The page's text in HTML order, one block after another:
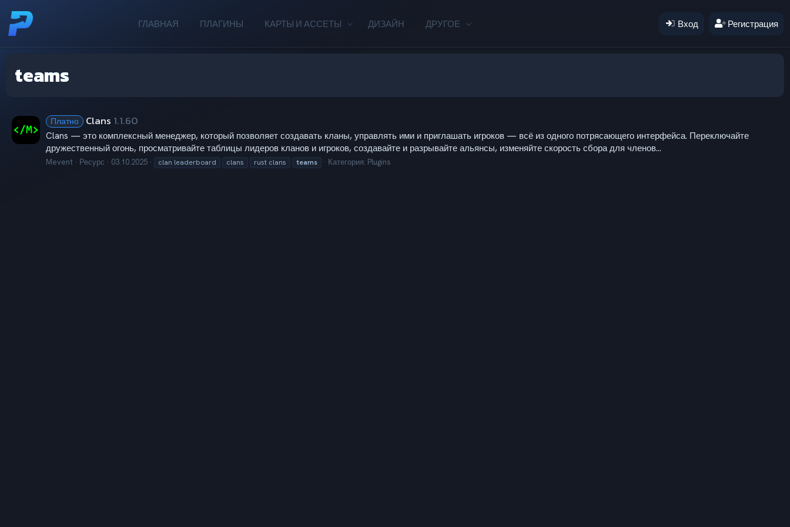
ГЛАВНАЯ ПЛАГИНЫ КАРТЫ И АССЕТЫ ДИЗАЙН ДРУГОЕ Вход Регистрация
teams
Платно Clans 1.1.60
Clans — это комплексный менеджер, который позволяет создавать кланы, управлять ими и приглашать игроков — всё из одного потрясающего интерфейса. Переключайте
дружественный огонь, просматривайте таблицы лидеров кланов и игроков, создавайте и разрывайте альянсы, изменяйте скорость сбора для членов...
Mevent Ресурс 03.10.2025 clan leaderboard clans rust clans teams Категория: Plugins